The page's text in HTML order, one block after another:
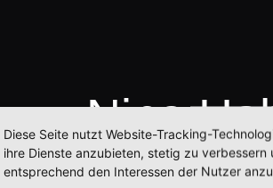
Nina
Startseite Fine Art Portraits
Diese Seite nutzt Website-Tracking-
ihre Dienste anzubieten, stetig zu verbessern
entsprechend den Interessen der Nutzer